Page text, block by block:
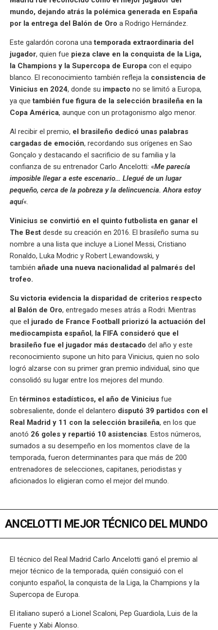
mundo, dejando atrás la polémica generada en España
por la entrega del Balón de Oro a Rodrigo Hernández.
Este galardón corona unatemporada extraordinaria del
jugador, quien fue pieza clave en la conquista de la Liga,
la Champions y la Supercopa de Europa con el equipo
blanco. El reconocimiento también refleja la consistencia de
Vinicius en 2024, donde su impacto no se limitó a Europa,
ya quetambién fue figura de la selección brasileña en la
Copa América, aunque con un protagonismo algo menor.
Al recibir el premio, el brasileño dedicó unas palabras
cargadas de emoción, recordando sus orígenes en Sao
Gonçalo y destacando el sacrificio de su familia y la
confianza de su entrenador Carlo Ancelotti: «Me parecía
imposible llegar a este escenario… Llegué de un lugar
pequeño, cerca de la pobreza y la delincuencia. Ahora estoy
aquí«.
Vinicius se convirtió en el quinto futbolista en ganar el
The Best desde su creación en 2016. El brasileño suma su
nombre a una lista que incluye a Lionel Messi, Cristiano
Ronaldo, Luka Modric y Robert Lewandowski, y
también añade una nueva nacionalidad al palmarés del
trofeo.
Su victoria evidencia la disparidad de criterios respecto
al Balón de Oro, entregado meses atrás a Rodri. Mientras
que el jurado de France Football priorizó la actuación del
mediocampista español, la FIFA consideró que el
brasileño fue el jugador más destacado del año y este
reconocimiento supone un hito para Vinicius, quien no solo
logró alzarse con su primer gran premio individual, sino que
consolidó su lugar entre los mejores del mundo.
Entérminos estadísticos, el año de Vinicius fue
sobresaliente, donde el delantero disputó 39 partidos con el
Real Madrid y 11 con la selección brasileña, en los que
anotó 26 goles y repartió 10 asistencias . Estos números,
sumados a su desempeño en los momentos clave de la
temporada, fueron determinantes para que más de 200
entrenadores de selecciones, capitanes, periodistas y
aficionados lo eligieran como el mejor del mundo.
ANCELOTTI MEJOR TÉCNICO DEL MUNDO
El técnico del Real Madrid Carlo Ancelotti ganó el premio al
mejor técnico de la temporada, quién consiguió con el
conjunto español, la conquista de la Liga, la Champions y la
Supercopa de Europa.
El italiano superó a Lionel Scaloni, Pep Guardiola, Luis de la
Fuente y Xabi Alonso.